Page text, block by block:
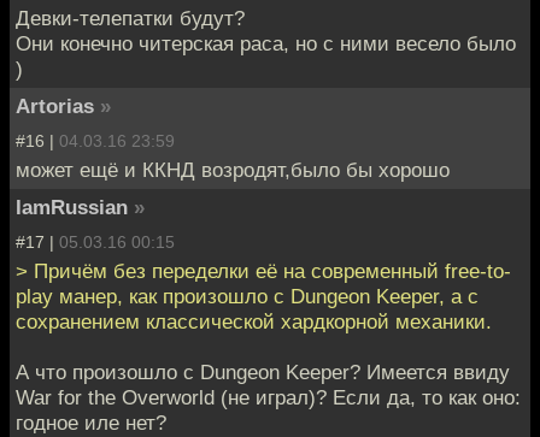
Девки-телепатки будут?
Они конечно читерская раса, но с ними весело было
)
Artorias »
#16 | 04.03.16 23:59
может ещё и ККНД возродят,было бы хорошо
IamRussian »
#17 | 05.03.16 00:15
> Причём без переделки её на современный free-to-
play манер, как произошло с Dungeon Keeper, а с
сохранением классической хардкорной механики.
А что произошло с Dungeon Keeper? Имеется ввиду
War for the Overworld (не играл)? Если да, то как оно:
годное иле нет?